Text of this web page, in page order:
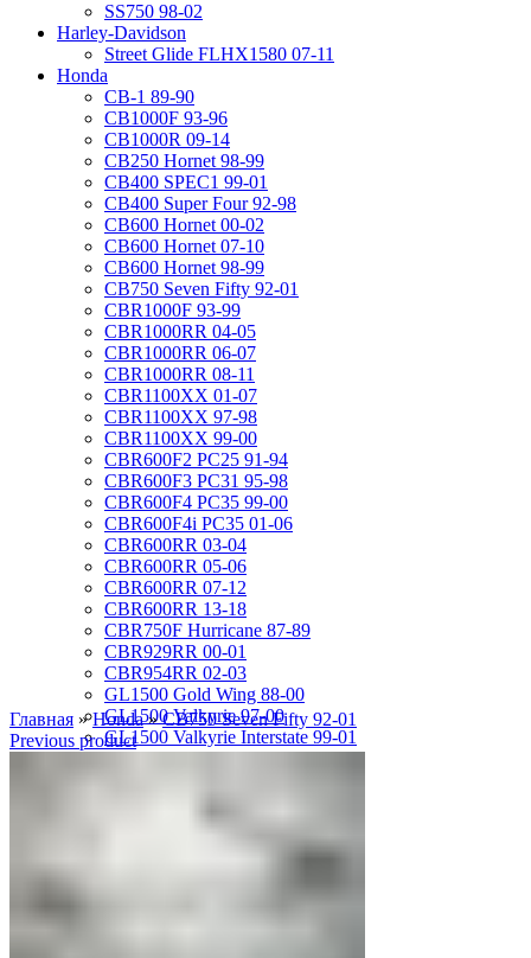
SS750 98-02
Harley-Davidson
Street Glide FLHX1580 07-11
Honda
CB-1 89-90
CB1000F 93-96
CB1000R 09-14
CB250 Hornet 98-99
CB400 SPEC1 99-01
CB400 Super Four 92-98
CB600 Hornet 00-02
CB600 Hornet 07-10
CB600 Hornet 98-99
CB750 Seven Fifty 92-01
CBR1000F 93-99
CBR1000RR 04-05
CBR1000RR 06-07
CBR1000RR 08-11
CBR1100XX 01-07
CBR1100XX 97-98
CBR1100XX 99-00
CBR600F2 PC25 91-94
CBR600F3 PC31 95-98
CBR600F4 PC35 99-00
CBR600F4i PC35 01-06
CBR600RR 03-04
CBR600RR 05-06
CBR600RR 07-12
CBR600RR 13-18
CBR750F Hurricane 87-89
CBR929RR 00-01
CBR954RR 02-03
GL1500 Gold Wing 88-00
GL1500 Valkyrie 97-00
GL1500 Valkyrie Interstate 99-01
GL1800 Gold Wing 01-10
VF750 Super Magna 87-89
VF750F Interceptor 82-85
Главная »Honda»CB750 Seven Fifty 92-01
Previous product